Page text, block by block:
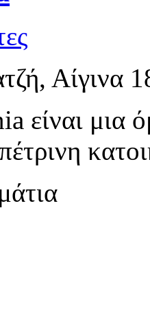
Αίγινα
είναι μια